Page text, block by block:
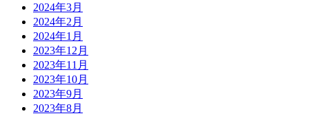
2024年3月
2024年2月
2024年1月
2023年12月
2023年11月
2023年10月
2023年9月
2023年8月